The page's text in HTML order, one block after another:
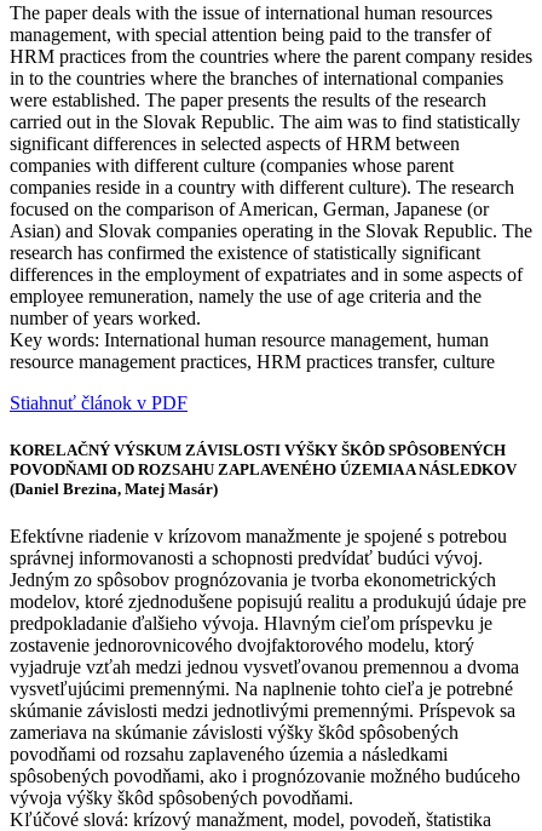
The paper deals with the issue of international human resources
management, with special attention being paid to the transfer of
HRM practices from the countries where the parent company resides
in to the countries where the branches of international companies
were established. The paper presents the results of the research
carried out in the Slovak Republic. The aim was to find statistically
significant differences in selected aspects of HRM between
companies with different culture (companies whose parent
companies reside in a country with different culture). The research
focused on the comparison of American, German, Japanese (or
Asian) and Slovak companies operating in the Slovak Republic. The
research has confirmed the existence of statistically significant
differences in the employment of expatriates and in some aspects of
employee remuneration, namely the use of age criteria and the
number of years worked.
Key words: International human resource management, human
resource management practices, HRM practices transfer, culture
Stiahnuť článok v PDF
KORELAČNÝ VÝSKUM ZÁVISLOSTI VÝŠKY ŠKÔD SPÔSOBENÝCH
POVODŇAMI OD ROZSAHU ZAPLAVENÉHO ÚZEMIA A NÁSLEDKOV
(Daniel Brezina, Matej Masár)
Efektívne riadenie v krízovom manažmente je spojené s potrebou
správnej informovanosti a schopnosti predvídať budúci vývoj.
Jedným zo spôsobov prognózovania je tvorba ekonometrických
modelov, ktoré zjednodušene popisujú realitu a produkujú údaje pre
predpokladanie ďalšieho vývoja. Hlavným cieľom príspevku je
zostavenie jednorovnicového dvojfaktorového modelu, ktorý
vyjadruje vzťah medzi jednou vysvetľovanou premennou a dvoma
vysvetľujúcimi premennými. Na naplnenie tohto cieľa je potrebné
skúmanie závislosti medzi jednotlivými premennými. Príspevok sa
zameriava na skúmanie závislosti výšky škôd spôsobených
povodňami od rozsahu zaplaveného územia a následkami
spôsobených povodňami, ako i prognózovanie možného budúceho
vývoja výšky škôd spôsobených povodňami.
Kľúčové slová: krízový manažment, model, povodeň, štatistika